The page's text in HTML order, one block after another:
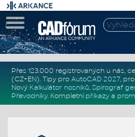
Přes 123.000 registrovaných u nás,
(CZ+EN). Tipy pro AutoCAD 2027, pro
Nový Kalkulátor nosníků, Spirograf
Převodníky. Kompletní příkazya